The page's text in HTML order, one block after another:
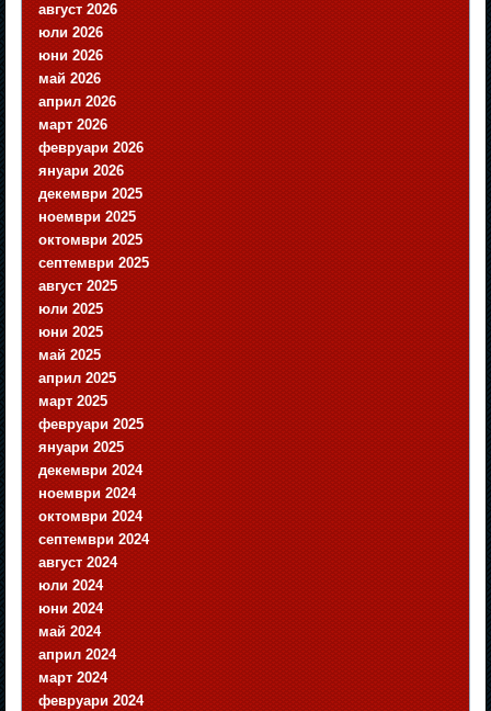
август 2026
юли 2026
юни 2026
май 2026
април 2026
март 2026
февруари 2026
януари 2026
декември 2025
ноември 2025
октомври 2025
септември 2025
август 2025
юли 2025
юни 2025
май 2025
април 2025
март 2025
февруари 2025
януари 2025
декември 2024
ноември 2024
октомври 2024
септември 2024
август 2024
юли 2024
юни 2024
май 2024
април 2024
март 2024
февруари 2024